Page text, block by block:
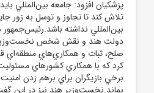
پزشکيان افزود: جامعه بين‌المللي
تلاش کند تا تجاوز و توسل به زور
بين‌المللي نداشته
دولت هند و نقش شخص نخست‌وزير
صلح، ثبات و همکاري‌هاي منطقه‌اي
کرد که با همکاري کشورهاي
برخي بازيگران براي برهم زدن
بماند.نخست‌وزير هند نيز در اين